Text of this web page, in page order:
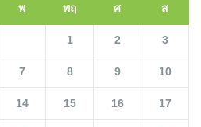
พ พฤ ศ ส
1 2 3
7 8 9 10
14 15 16 17